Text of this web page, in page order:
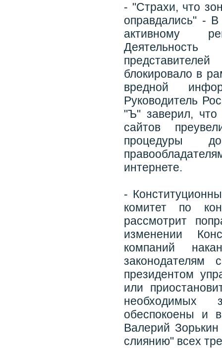
- "Страхи, что
оправдались" -
активному
блокировало в
вредной
Руководитель
"Ъ" заверил, что
сайтов
процедуры
интернете.
-
комитет по
рассмотрит
изменении
компаний
законодателям
президентом
или
необходимых
обеспокоены и
Валерий
слиянию" всех